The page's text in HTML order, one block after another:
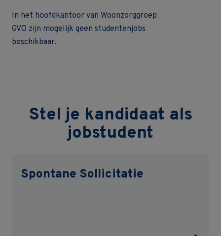
In het hoofdkantoor van Woonzorggroep
GVO zijn mogelijk geen studentenjobs
beschikbaar.
Stel je kandidaat als
jobstudent
Spontane Sollicitatie